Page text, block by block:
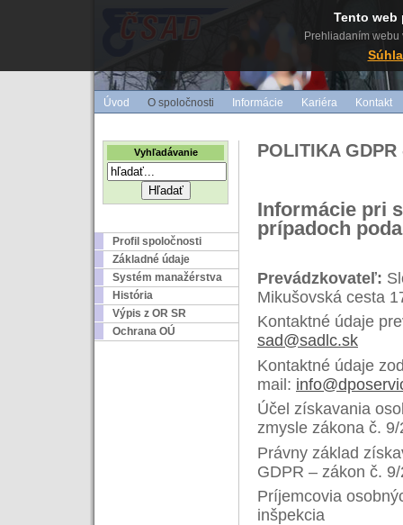
Úvod O spoločnosti Informácie Kariéra Kontakt
Vyhľadávanie
Profil spoločnosti
Základné údaje
Systém manažérstva
História
Výpis z OR SR
Ochrana OÚ
POLITIKA GDPR
Informácie pri
prípadoch
Prevádzkovateľ:
Mikušovská cesta
Kontaktné údaje
sad@sadlc.sk
Kontaktné údaje
mail:
Účel získavania
zmysle zákona č.
Právny základ
GDPR – zákon č.
Príjemcovia
inšpekcia
Tento web
Prehliadaním